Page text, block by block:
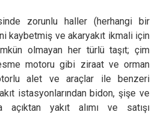
zorunlu haller (herhangi bir
kaybetmiş ve akaryakıt ikmali için
olmayan her türlü taşıt; çim
motoru gibi ziraat ve orman
alet ve araçlar ile benzeri
istasyonlarından bidon, şişe ve
yakıt alımı ve satışı